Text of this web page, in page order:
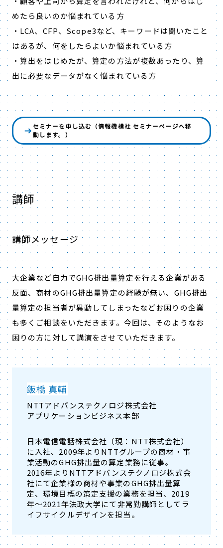
めたら良いのか悩まれている方
・LCA、CFP、Scope3など、キーワードは聞いたこと
はあるが、何をしたらよいか悩まれている方
・算出をはじめたが、算定の方法が複数あったり、算
出に必要なデータがなく悩まれている方
セミナーを申し込む（情報機構社 セミナーページへ移
動します。）
講師
講師メッセージ
大企業など自力でGHG排出量算定を行える企業がある
反面、商材のGHG排出量算定の経験が無い、GHG排出
量算定の担当者が異動してしまったなどお困りの企業
も多くご相談をいただきます。今回は、そのようなお
困りの方に対して講演をさせていただきます。
飯橋 真輔
NTTアドバンステクノロジ株式会社
アプリケーションビジネス本部
日本電信電話株式会社（現：NTT株式会社）
に入社、2009年よりNTTグループの商材・事
業活動のGHG排出量の算定業務に従事。
2016年よりNTTアドバンステクノロジ株式会
社にて企業様の商材や事業のGHG排出量算
定、環境目標の策定支援の業務を担当、2019
年～2021年法政大学にて非常勤講師としてラ
イフサイクルデザインを担当。